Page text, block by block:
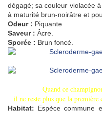
dégagé; sa couleur violacée
à maturité brun-noirâtre et
Odeur : Piquante
Saveur : Âcre.
Sporée : Brun foncé.
Quand ce
il ne reste plus que la
Habitat: Espèce commune